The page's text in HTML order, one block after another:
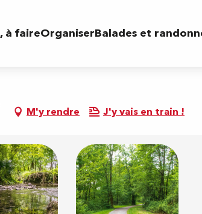
à faireOrganiserBalades et
M'y rendre J'y vais en train !